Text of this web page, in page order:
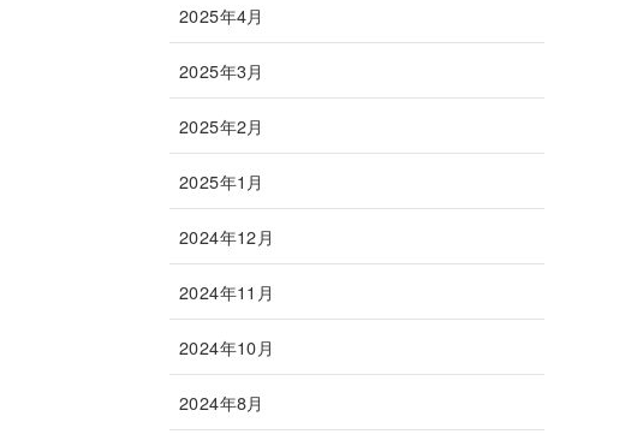
2025年4月
2025年3月
2025年2月
2025年1月
2024年12月
2024年11月
2024年10月
2024年8月